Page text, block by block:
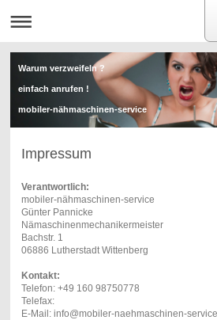
Warum verzweifeln ?
einfach anrufen !
mobiler-nähmaschinen-service
mobiler-nähmaschinen-servise
Impressum
Verantwortlich:
mobiler-nähmaschinen-service
Günter Pannicke
Nämaschinenmechanikermeister
Bachstr. 1
06886 Lutherstadt Wittenberg
Kontakt:
Telefon: +49 160 98750778
Telefax:
E-Mail: info@mobiler-naehmaschinen-